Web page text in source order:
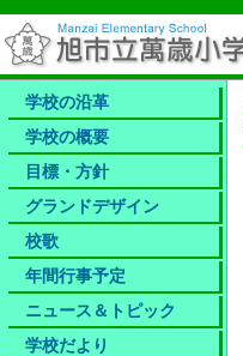
学校の沿革
学校の概要
目標・方針
グランドデザイン
校歌
年間行事予定
ニュース＆トピック
学校だより